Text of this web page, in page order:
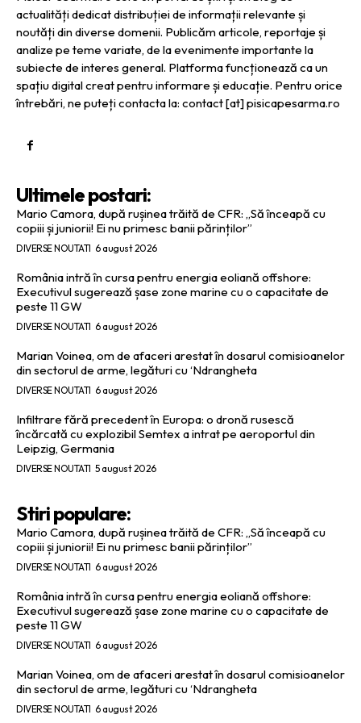
actualități dedicat distribuției de informații relevante și
noutăți din diverse domenii. Publicăm articole, reportaje și
analize pe teme variate, de la evenimente importante la
subiecte de interes general. Platforma funcționează ca un
spațiu digital creat pentru informare și educație. Pentru orice
întrebări, ne puteți contacta la: contact [at] pisicapesarma.ro
Ultimele postari:
Mario Camora, după rușinea trăită de CFR: „Să înceapă cu
copiii și juniorii! Ei nu primesc banii părinților”
DIVERSE NOUTATI 6 august 2026
România intră în cursa pentru energia eoliană offshore:
Executivul sugerează șase zone marine cu o capacitate de
peste 11 GW
DIVERSE NOUTATI 6 august 2026
Marian Voinea, om de afaceri arestat în dosarul comisioanelor
din sectorul de arme, legături cu ‘Ndrangheta
DIVERSE NOUTATI 6 august 2026
Infiltrare fără precedent în Europa: o dronă rusescă
încărcată cu explozibil Semtex a intrat pe aeroportul din
Leipzig, Germania
DIVERSE NOUTATI 5 august 2026
Stiri populare:
Mario Camora, după rușinea trăită de CFR: „Să înceapă cu
copiii și juniorii! Ei nu primesc banii părinților”
DIVERSE NOUTATI 6 august 2026
România intră în cursa pentru energia eoliană offshore:
Executivul sugerează șase zone marine cu o capacitate de
peste 11 GW
DIVERSE NOUTATI 6 august 2026
Marian Voinea, om de afaceri arestat în dosarul comisioanelor
din sectorul de arme, legături cu ‘Ndrangheta
DIVERSE NOUTATI 6 august 2026